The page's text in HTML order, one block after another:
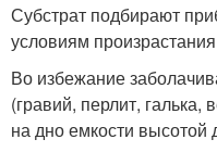
Субстрат подбирают
условиям
Во избежание
(гравий, перлит, галька,
на дно емкости